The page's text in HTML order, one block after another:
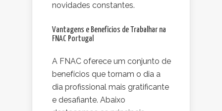
novidades constantes.
Vantagens e Benefícios de Trabalhar na
FNAC Portugal
A FNAC oferece um conjunto de
benefícios que tornam o dia a
dia profissional mais gratificante
e desafiante. Abaixo